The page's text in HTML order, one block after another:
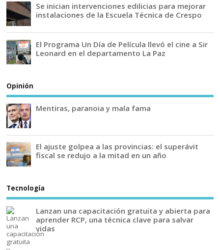
Se inician intervenciones edilicias para mejorar
instalaciones de la Escuela Técnica de Crespo
El Programa Un Día de Película llevó el cine a Sir
Leonard en el departamento La Paz
Opinión
Mentiras, paranoia y mala fama
El ajuste golpea a las provincias: el superávit
fiscal se redujo a la mitad en un año
Tecnología
Lanzan una capacitación gratuita y abierta para
aprender RCP, una técnica clave para salvar
vidas